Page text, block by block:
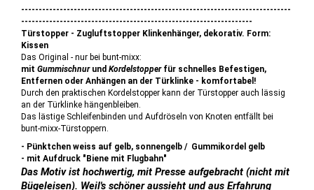
-----------------------------------------------------------------------------
------------------------------------------------------------------
Türstopper - Zugluftstopper Klinkenhänger, dekorativ. Form:
Kissen
Das Original - nur bei bunt-mixx:
mit Gummischnurund Kordelstopperfür schnelles Befestigen,
Entfernen oder Anhängen an der Türklinke - komfortabel!
Durch den praktischen Kordelstopper kann der Türstopper auch lässig
an der Türklinke hängenbleiben.
Das lästige Schleifenbinden und Aufdröseln von Knoten entfällt bei
bunt-mixx-Türstoppern.
- Pünktchen weiss auf gelb, sonnengelb / Gummikordel gelb
- mit Aufdruck "Biene mit Flugbahn"
Das Motiv ist hochwertig, mit Presse aufgebracht (nicht mit
Bügeleisen). Weil's schöner aussieht und aus Erfahrung